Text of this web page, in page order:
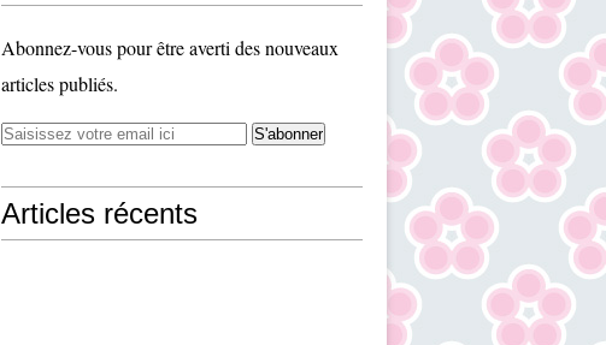
Abonnez-vous pour être averti des nouveaux
articles publiés.
Articles récents